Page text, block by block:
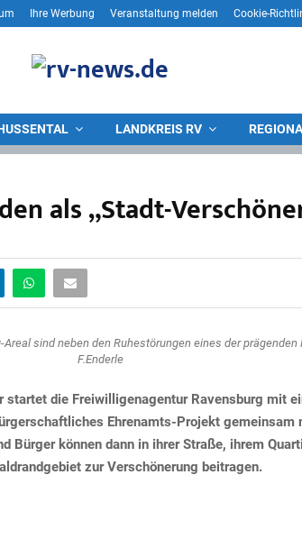
Ihre Werbung Veranstaltung melden Cookie-
LANDKREIS RV
als „Stadt-
sind neben den Ruhestörungen eines der prägenden
F.Enderle
startet die Freiwilligenagentur Ravensburg mit
Ehrenamts-Projekt gemeinsam
Bürger können dann in ihrer Straße, ihrem
zur Verschönerung beitragen.